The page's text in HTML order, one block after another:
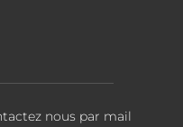
nous par mail